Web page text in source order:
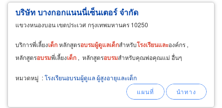
บริษัท บางกอกแนนนี่เซ็นเตอร์ จำกัด
แขวงหนองบอน เขตประเวศ กรุงเทพมหานคร 10250
บริการพี่เลี้ยงเด็กหลักสูตรอบรมผู้ดูแลเด็กสำหรับโรงเรียนและองค์กร ,
หลักสูตรอบรมพี่เลี้ยงเด็ก , หลักสูตรอบรมสำหรับคุณพ่อคุณแม่ อื่นๆ
หมวดหมู่ :โรงเรียนอบรมผู้ดูแล ผู้สูงอายุและเด็ก